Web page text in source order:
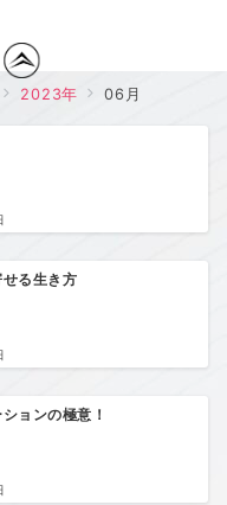
2023年 06月
る生き方
ョンの極意！